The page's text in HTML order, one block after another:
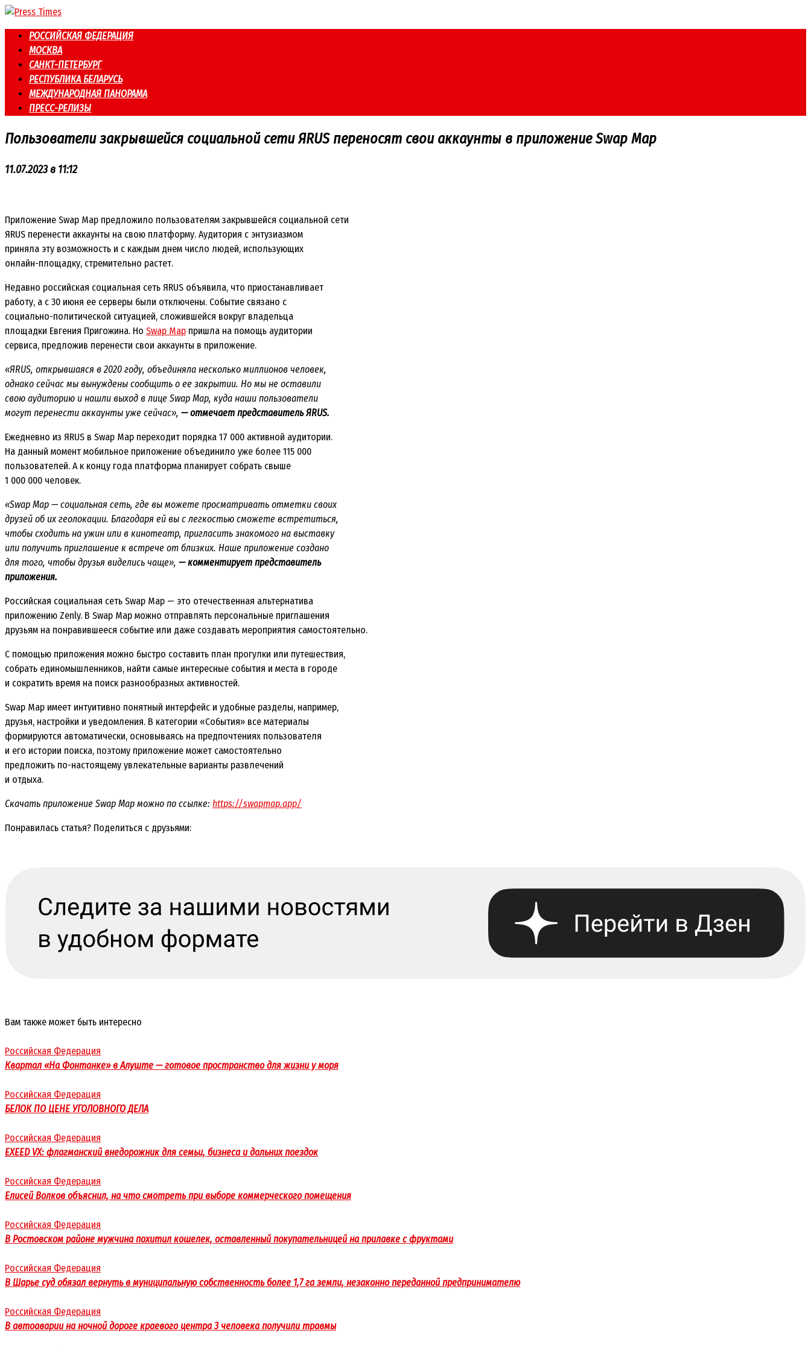
Перейти
контентуРОССИЙСКАЯ ФЕДЕРАЦИЯ
МОСКВА
САНКТ-ПЕТЕРБУРГ
РЕСПУБЛИКА БЕЛАРУСЬ
МЕЖДУНАРОДНАЯ ПАНОРАМА
ПРЕСС-РЕЛИЗЫ
Пользователи закрывшейся социальной сети ЯRUS переносят свои аккаунты в приложение Swap Map
11.07.2023 в 11:12
Приложение Swap Map предложило пользователям закрывшейся социальной сети
ЯRUS перенести аккаунты на свою платформу. Аудитория с энтузиазмом
приняла эту возможность и с каждым днем число людей, использующих
онлайн-площадку, стремительно растет.
Недавно российская социальная сеть ЯRUS объявила, что приостанавливает
работу, а с 30 июня ее серверы были отключены. Событие связано с
социально-политической ситуацией, сложившейся вокруг владельца
площадки Евгения Пригожина. Но Swap Map пришла на помощь аудитории
сервиса, предложив перенести свои аккаунты в приложение.
«ЯRUS, открывшаяся в 2020 году, объединяла несколько миллионов человек,
однако сейчас мы вынуждены сообщить о ее закрытии. Но мы не оставили
свою аудиторию и нашли выход в лице ‎Swap Map, куда наши пользователи
могут перенести аккаунты уже сейчас», — отмечает представитель ЯRUS.
Ежедневно из ЯRUS в Swap Map переходит порядка 17 000 активной аудитории.
На данный момент мобильное приложение объединило уже более 115 000
пользователей. А к концу года платформа планирует собрать свыше
1 000 000 человек.
«‎Swap Map — социальная сеть, где вы можете просматривать отметки своих
друзей об их геолокации. Благодаря ей вы с легкостью сможете встретиться,
чтобы сходить на ужин или в кинотеатр, пригласить знакомого на выставку
или получить приглашение к встрече от близких. Наше приложение создано
для того, чтобы друзья виделись чаще», — комментирует представитель
приложения.
Российская социальная сеть Swap Map — это отечественная альтернатива
приложению Zenly. В Swap Map можно отправлять персональные приглашения
друзьям на понравившееся событие или даже создавать мероприятия самостоятельно.
С помощью приложения можно быстро составить план прогулки или путешествия,
собрать единомышленников, найти самые интересные события и места в городе
и сократить время на поиск разнообразных активностей.
Swap Map имеет интуитивно понятный интерфейс и удобные разделы, например,
друзья, настройки и уведомления. В категории «События» все материалы
формируются автоматически, основываясь на предпочтениях пользователя
и его истории поиска, поэтому приложение может самостоятельно
предложить по-настоящему увлекательные варианты развлечений
и отдыха.
Скачать приложение Swap Map можно по ссылке: https://swapmap.app/
Понравилась статья? Поделиться с друзьями:
Вам также может быть интересно
Российская Федерация
Квартал «На Фонтанке» в Алуште — готовое пространство для жизни у моря
Российская Федерация
БЕЛОК ПО ЦЕНЕ УГОЛОВНОГО ДЕЛА
Российская Федерация
EXEED VX: флагманский внедорожник для семьи, бизнеса и дальних поездок
Российская Федерация
Елисей Волков объяснил, на что смотреть при выборе коммерческого помещения
Российская Федерация
В Ростовском районе мужчина похитил кошелек, оставленный покупательницей на прилавке с фруктами
Российская Федерация
В Шарье суд обязал вернуть в муниципальную собственность более 1,7 га земли, незаконно переданной предпринимателю
Российская Федерация
В автоаварии на ночной дороге краевого центра 3 человека получили травмы